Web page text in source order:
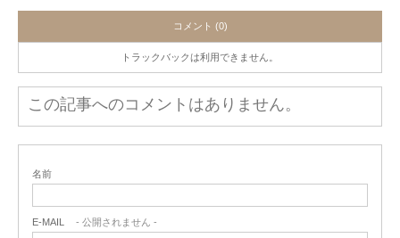
コメント (0)
トラックバックは利用できません。
この記事へのコメントはありません。
名前
E-MAIL - 公開されません -